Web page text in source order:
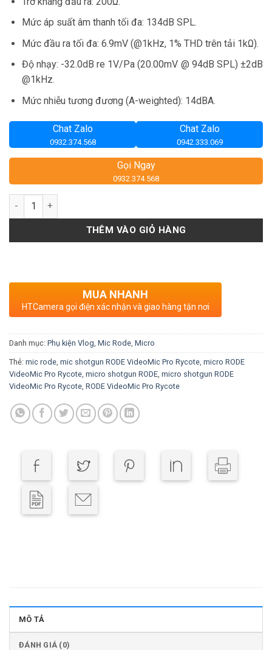
Mức áp suất âm thanh tối đa: 134dB SPL.
Mức đầu ra tối đa: 6.9mV (@1kHz, 1% THD trên tải 1kΩ).
Độ nhạy: -32.0dB re 1V/Pa (20.00mV @ 94dB SPL) ±2dB
@1kHz.
Mức nhiễu tương đương (A-weighted): 14dBA.
Chat Zalo
0932.374.568
Chat Zalo
0942.333.069
Gọi Ngay
0932.374.568
Số lượng
THÊM VÀO GIỎ HÀNG
MUA NHANH
HTCamera gọi điện xác nhận và giao hàng tận nơi
Danh mục: Phụ kiện Vlog, Mic Rode, Micro
Thẻ: mic rode, mic shotgun RODE VideoMic Pro Rycote, micro RODE
VideoMic Pro Rycote, micro shotgun RODE, micro shotgun RODE
VideoMic Pro Rycote, RODE VideoMic Pro Rycote
MÔ TẢ
ĐÁNH GIÁ (0)